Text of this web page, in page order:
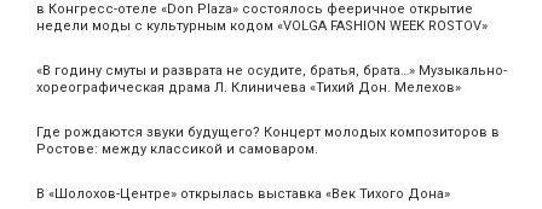
в Конгресс-отеле «Don Plaza» состоялось фееричное открытие
недели моды с культурным кодом «VOLGA FASHION WEEK ROSTOV»
«В годину смуты и разврата не осудите, братья, брата…» Музыкально-
хореографическая драма Л. Клиничева «Тихий Дон. Мелехов»
Где рождаются звуки будущего? Концерт молодых композиторов в
Ростове: между классикой и самоваром.
В «Шолохов-Центре» открылась выставка «Век Тихого Дона»